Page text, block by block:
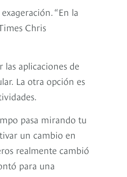
“En la
Chris
aplicaciones de
La otra opción es
pasa mirando tu
un cambio en
realmente cambió
para una